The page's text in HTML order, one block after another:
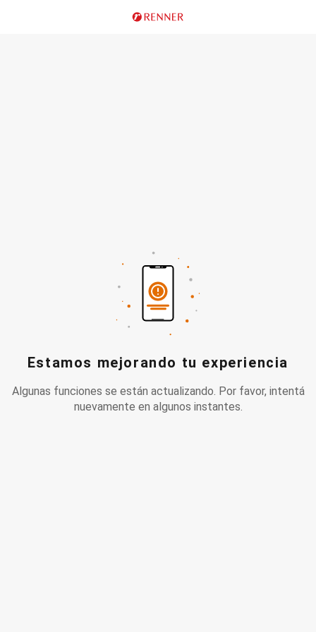
Estamos mejorando tu experiencia
Algunas funciones se están actualizando. Por favor, intentá
nuevamente en algunos instantes.